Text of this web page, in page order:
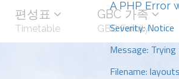
A PHP Error
Severity: Notice
Message:
Filename:
편성표
Timetable
GBC 가족
GBC Family